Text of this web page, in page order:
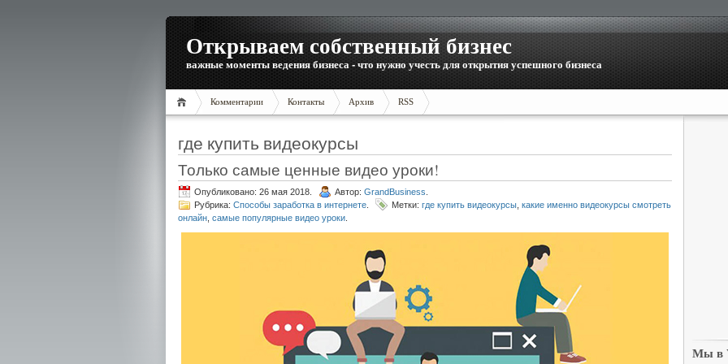
Открываем собственный бизнес
важные моменты ведения бизнеса - что нужно учесть для открытия успешного бизнеса
Комментарии Контакты Архив RSS
где купить видеокурсы
Только самые ценные видео уроки!
Опубликовано: 26 мая 2018. Автор: GrandBusiness
Рубрика: Способы заработка в интернете Метки: где купить видеокурсы какие именно видеокурсы смотреть
онлайн самые популярные видео уроки
Мы в